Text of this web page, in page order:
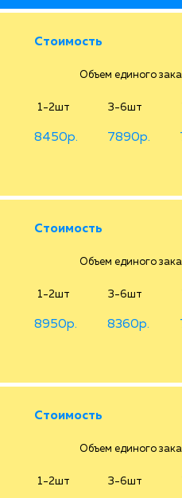
Стоимость
Объем единого
1-2шт 3-6шт
8450р. 7890р.
Стоимость
Объем единого
1-2шт 3-6шт
8950р. 8360р.
Стоимость
Объем единого
1-2шт 3-6шт